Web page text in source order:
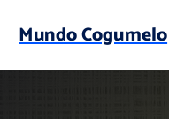
p
Mundo Cogumelo